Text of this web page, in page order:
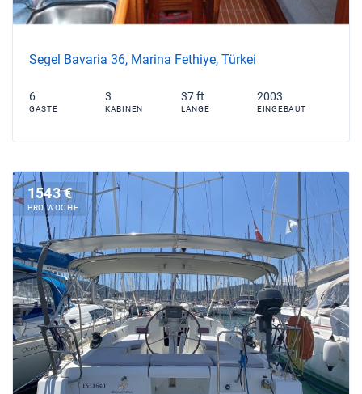
Segel Bavaria 36, Marina Fethiye, Türkei
6
GASTE
3
KABINEN
37 ft
LANGE
2003
EINGEBAUT
1543 €
PRO WOCHE